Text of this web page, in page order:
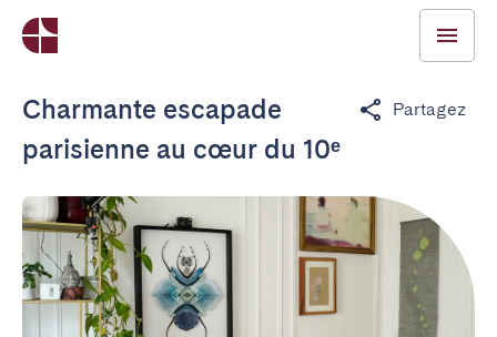
Charmante escapade
parisienne au cœur du 10ᵉ
Partagez